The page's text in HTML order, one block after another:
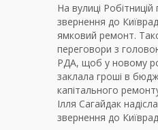
На вулиці Робітницій
звернення до
ямковий ремонт.
переговори з
РДА, щоб у новому
заклала гроші в
капітального
Ілля Сагайдак
звернення до